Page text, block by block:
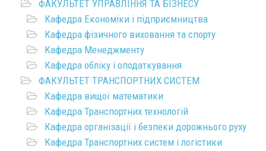
ФАКУЛЬТЕТ УПРАВЛІННЯ ТА БІЗНЕСУ
Кафедра Економіки і підприємництва
Кафедра фізичного виховання та спорту
Кафедра Менеджменту
Кафедра обліку і оподаткування
ФАКУЛЬТЕТ ТРАНСПОРТНИХ СИСТЕМ
Кафедра вищої математики
Кафедра Транспортних технологій
Кафедра організації і безпеки дорожнього руху
Кафедра Транспортних систем і логістики